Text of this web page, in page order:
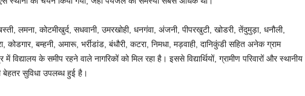
लमना, कोटमीखुर्द, सधवानी, उमरखोही, धनगंवा, अंजनी, पीपरखुटी, खोडरी, तेंदुमुड़ा, धनौली,
कोडगार, बम्हनी, अमारू, भर्रीडांड, बंधौरी, कटरा, निमधा, मड़वाही, दानिकुंडी सहित अनेक ग्राम
विद्यालय के समीप रहने वाले नागरिकों को मिल रहा है। इससे विद्यार्थियों, ग्रामीण परिवारों और स्थानीय
सुविधा उपलब्ध हुई है।